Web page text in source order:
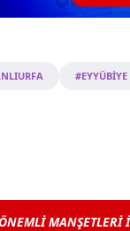
#EYYÜBİYE
MANŞETLERİ